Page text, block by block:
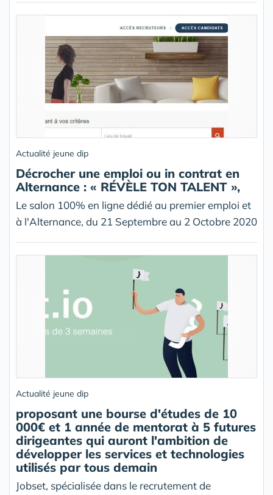
Actualité jeune dip
Décrocher une emploi ou in contrat en
Alternance : « RÉVÈLE TON TALENT »,
Le salon 100% en ligne dédié au premier emploi et
à l'Alternance, du 21 Septembre au 2 Octobre 2020
Actualité jeune dip
proposant une bourse d'études de 10
000€ et 1 année de mentorat à 5 futures
dirigeantes qui auront l'ambition de
développer les services et technologies
utilisés par tous demain
Jobset, spécialisée dans le recrutement de